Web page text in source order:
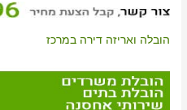
הובלה ואריזה דירה במרכז